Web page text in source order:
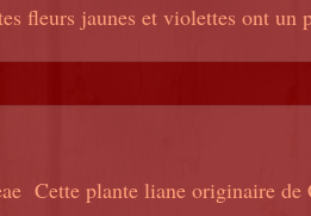
fleurs jaunes et violettes ont
Cette plante liane originaire de